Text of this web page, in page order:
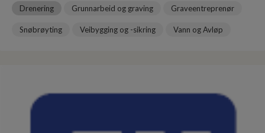
Graveentreprenør
Grunnarbeid og graving
Drenering
Vann og Avløp
Veibygging og -sikring
Snøbrøyting